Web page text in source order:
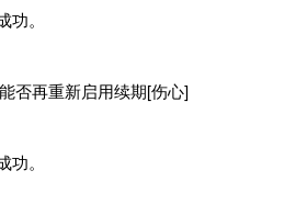
功。
否再重新启用续期[伤心]
功。